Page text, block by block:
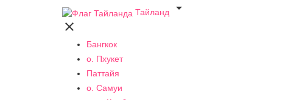
Тайланд


Бангкок
о. Пхукет
Паттайя
о. Самуи